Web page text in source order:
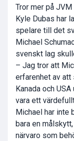
Tror mer på
Kyle Dubas har
spelare till det
Michael
svenskt lag
– Jag tror att
erfarenhet av
Kanada och
vara ett
Michael har inte
bara en
närvaro som